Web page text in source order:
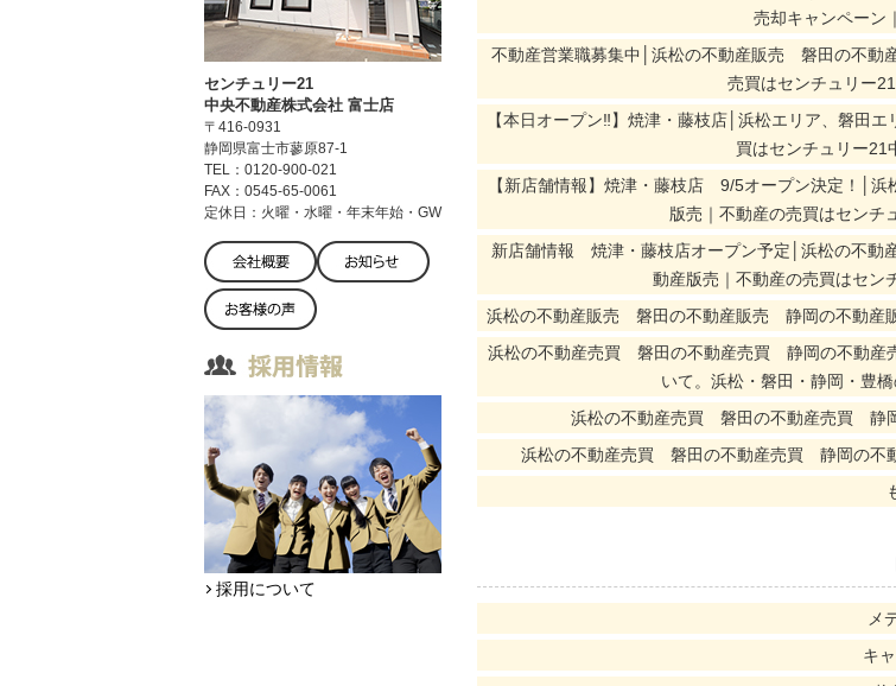
売却キャンペーン
不動産営業職募集中│浜松の不動産販売 磐田の不
売買はセンチュリー
【本日オープン‼】焼津・藤枝店│浜松エリア、磐田
買はセンチュリー21
【新店舗情報】焼津・藤枝店 9/5オープン決定！│
版売｜不動産の売買はセンチ
新店舗情報 焼津・藤枝店オープン予定│浜松の不
動産版売｜不動産の売買はセン
浜松の不動産販売 磐田の不動産販売 静岡の不動産
浜松の不動産売買 磐田の不動産売買 静岡の不動産
いて。浜松・磐田・静岡・豊
浜松の不動産売買 磐田の不動産売買 静
浜松の不動産売買 磐田の不動産売買 静岡の不
メ
キ
センチュリー21
中央不動産株式会社 富士店
〒416-0931
静岡県富士市蓼原87-1
TEL：0120-900-021
FAX：0545-65-0061
定休日：火曜・水曜・年末年始・GW
採用について